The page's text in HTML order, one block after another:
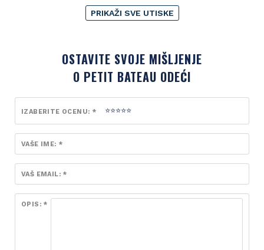
PRIKAŽI SVE UTISKE
OSTAVITE SVOJE MIŠLJENJE
O PETIT BATEAU ODEĆI
IZABERITE OCENU: *
VAŠE IME: *
VAŠ EMAIL: *
OPIS: *